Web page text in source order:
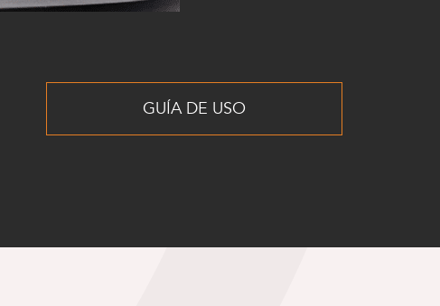
GUÍA DE USO